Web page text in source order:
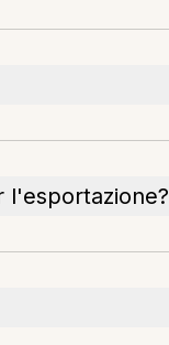
l'esportazione?